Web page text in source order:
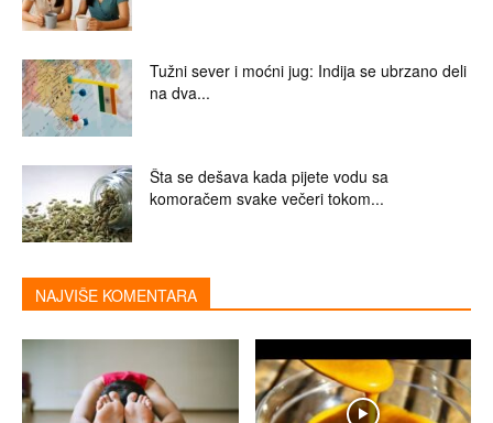
Tužni sever i moćni jug: Indija se ubrzano deli
na dva...
Šta se dešava kada pijete vodu sa
komoračem svake večeri tokom...
NAJVIŠE KOMENTARA